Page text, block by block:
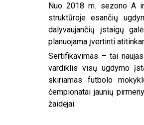
Nuo 2018 m. sezono A
struktūroje esančių
dalyvaujančių įstaigų
planuojama įvertinti
Sertifikavimas – tai
vardiklis visų ugdymo
skiriamas futbolo
čempionatai jaunių
žaidėjai.